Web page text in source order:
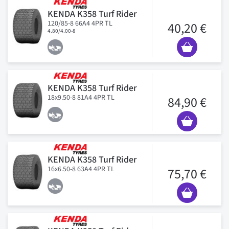
KENDA K358 Turf Rider
120/85-8 66A4 4PR TL
4.80/4.00-8 40,20 €
KENDA K358 Turf Rider
18x9.50-8 81A4 4PR TL 84,90 €
KENDA K358 Turf Rider
16x6.50-8 63A4 4PR TL 75,70 €